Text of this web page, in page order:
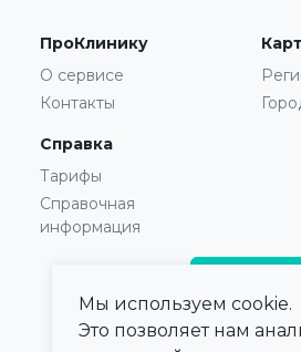
ПроКлинику
О сервисе
Контакты
Справка
Тарифы
Справочная
информация
©
Мы используем cookie.
Это позволяет нам